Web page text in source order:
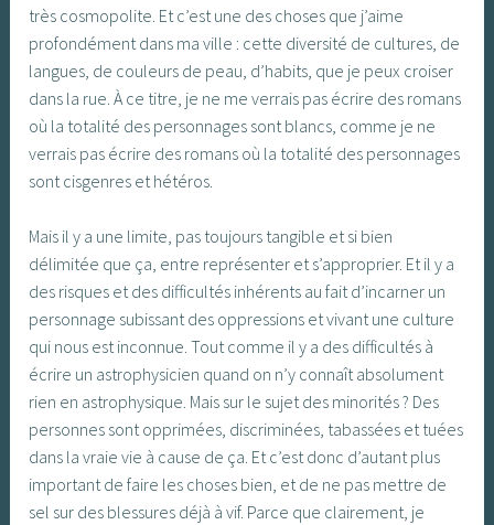
très cosmopolite. Et c’est une des choses que j’aime
profondément dans ma ville : cette diversité de cultures, de
langues, de couleurs de peau, d’habits, que je peux croiser
dans la rue. À ce titre, je ne me verrais pas écrire des romans
où la totalité des personnages sont blancs, comme je ne
verrais pas écrire des romans où la totalité des personnages
sont cisgenres et hétéros.
Mais il y a une limite, pas toujours tangible et si bien
délimitée que ça, entre représenter et s’approprier. Et il y a
des risques et des difficultés inhérents au fait d’incarner un
personnage subissant des oppressions et vivant une culture
qui nous est inconnue. Tout comme il y a des difficultés à
écrire un astrophysicien quand on n’y connaît absolument
rien en astrophysique. Mais sur le sujet des minorités ? Des
personnes sont opprimées, discriminées, tabassées et tuées
dans la vraie vie à cause de ça. Et c’est donc d’autant plus
important de faire les choses bien, et de ne pas mettre de
sel sur des blessures déjà à vif. Parce que clairement, je